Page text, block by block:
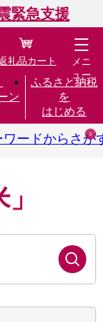
緊急支援
ン
ふるさと納税
を
はじめる
礼品カート
メニ
ュー
ワードからさが